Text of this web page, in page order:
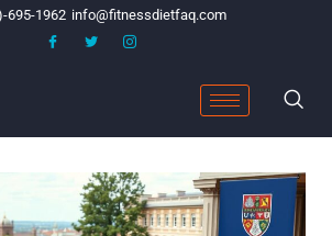
695-1962 info@fitnessdietfaq.com